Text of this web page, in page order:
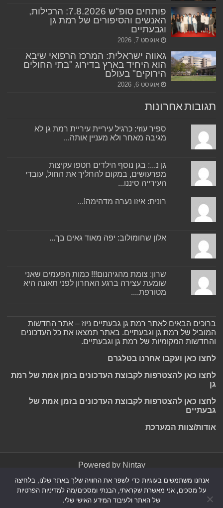
פותחים סופ"ש 7.8.2026: הרכילות,
האנשים והסיפורים של רמת גן
וגבעתיים
אוגוסט 7, 2026
גאווה ישראלית: המרכז הרפואי שיבא
הוא היחיד בארץ בדירוג "בתי החולים
הירוקים" בעולם
אוגוסט 6, 2026
תגובות אחרונות
ספיר עוזי: כרגיל עיריית עיריית רמת גן לא
מגיבה מאחר ולא מעניין אותה...
גן נ...: בגן נוסף הילדים חטפו עקיצות
מפרעושים, במקום להחליך את החול, עובדי
העירייה סיננו...
רונית: איזו נערה מדהימה!...
אלון שחומולוב: יפה מאוד גאים בך...
שרון: צומת מהגיהנום!!! כמות הפעמים שאני
שומעת עצירה ברגע האחרון לפני תאונה היא
מטורפת....
ברוכים הבאים לאתר רמת גן גבעתיים ניוז – אתר החדשות
המוביל של רמת גן וגבעתיים. באתר תמצאו את כל העדכונים
והחדשות המקומיות של רמת גן וגבעתיים.
לחצו כאן ועקבו אחרנו בטלגרם
לחצו כאן להצטרפות לקבוצת העדכונים בזמן אמת של רמת
גן
לחצו כאן להצטרפות לקבוצת העדכונים בזמן אמת של
גבעתיים
אודות/צוות המערכת
Powered by Nintay
© כל הזכויות שמורות 2026, רמת גן גבעתיים ניוז. הצהרת נגישות
חדשות בת ים-חולון| חדשות רמת גן-גבעתיים|חדשות בקעת אונו
אנחנו משתמשים בעוגיות כדי לשפר את החוויה שלך באתר שלנו, בלחיצה
על מסכים, אני מאשרת שקראתי, הבנתי ומסכים/מה למדיניות הפרטיות
של האתר ולעיבוד המידע האישי שלי.